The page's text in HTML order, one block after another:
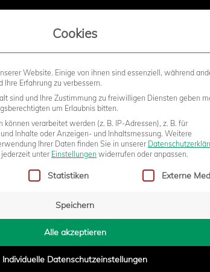
BUSINESS KIDS
BLEIBEN UND
Cookies
Website. Einige von ihnen sind essenziell, während
Ihre Erfahrung zu verbessern.
sind und Ihre Zustimmung zu freiwilligen Diensten geben
um Erlaubnis bitten.
können verarbeitet werden (z. B. IP-Adressen), z. B. für
Inhalte oder Anzeigen- und Inhaltsmessung. Weitere
Ihrer Daten finden Sie in unserer
unter Einstellungen widerrufen oder anpassen.
Service-Gruppen, für die eine Einwilligung erteilt
Statistiken Externe
Speichern
Alle akzeptieren
Individuelle Datenschutzeinstellungen